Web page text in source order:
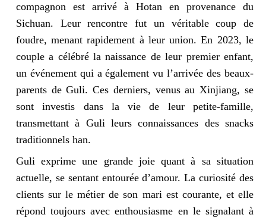
compagnon est arrivé à Hotan en provenance du
Sichuan. Leur rencontre fut un véritable coup de
foudre, menant rapidement à leur union. En 2023, le
couple a célébré la naissance de leur premier enfant,
un événement qui a également vu l’arrivée des beaux-
parents de Guli. Ces derniers, venus au Xinjiang, se
sont investis dans la vie de leur petite-famille,
transmettant à Guli leurs connaissances des snacks
traditionnels han.
Guli exprime une grande joie quant à sa situation
actuelle, se sentant entourée d’amour. La curiosité des
clients sur le métier de son mari est courante, et elle
répond toujours avec enthousiasme en le signalant à